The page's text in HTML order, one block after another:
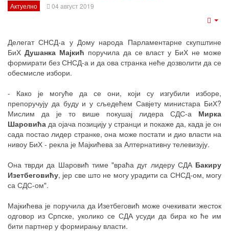
Актуелно 04 август 2019
Делегат СНСД-а у Дому народа Парламентарне скупштине
БиХ Душанка Мајкић поручила да се власт у БиХ не може
формирати без СНСД-а и да ова странка неће дозволити да се
обесмисле избори.
- Како је могуће да се они, који су изгубили изборе,
препоручују да буду и у сљедећем Савјету министара БиХ?
Мислим да је то више покушај лидера СДС-а Мирка
Шаровића да ојача позицију у странци и покаже да, када је он
сада постао лидер странке, она може постати и дио власти на
нивоу БиХ - рекла је Мајкићева за Алтернативну телевизују.
Она тврди да Шаровић тиме "враћа дуг лидеру СДА Бакиру
Изетбеговићу, јер све што не могу урадити са СНСД-ом, могу
са СДС-ом".
Мајкићева је поручила да Изетбеговић може очекивати жесток
одговор из Српске, уколико се СДА усуди да бира ко ће им
бити партнер у формирању власти.